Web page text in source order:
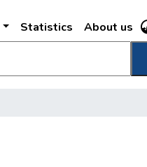
Statistics About us